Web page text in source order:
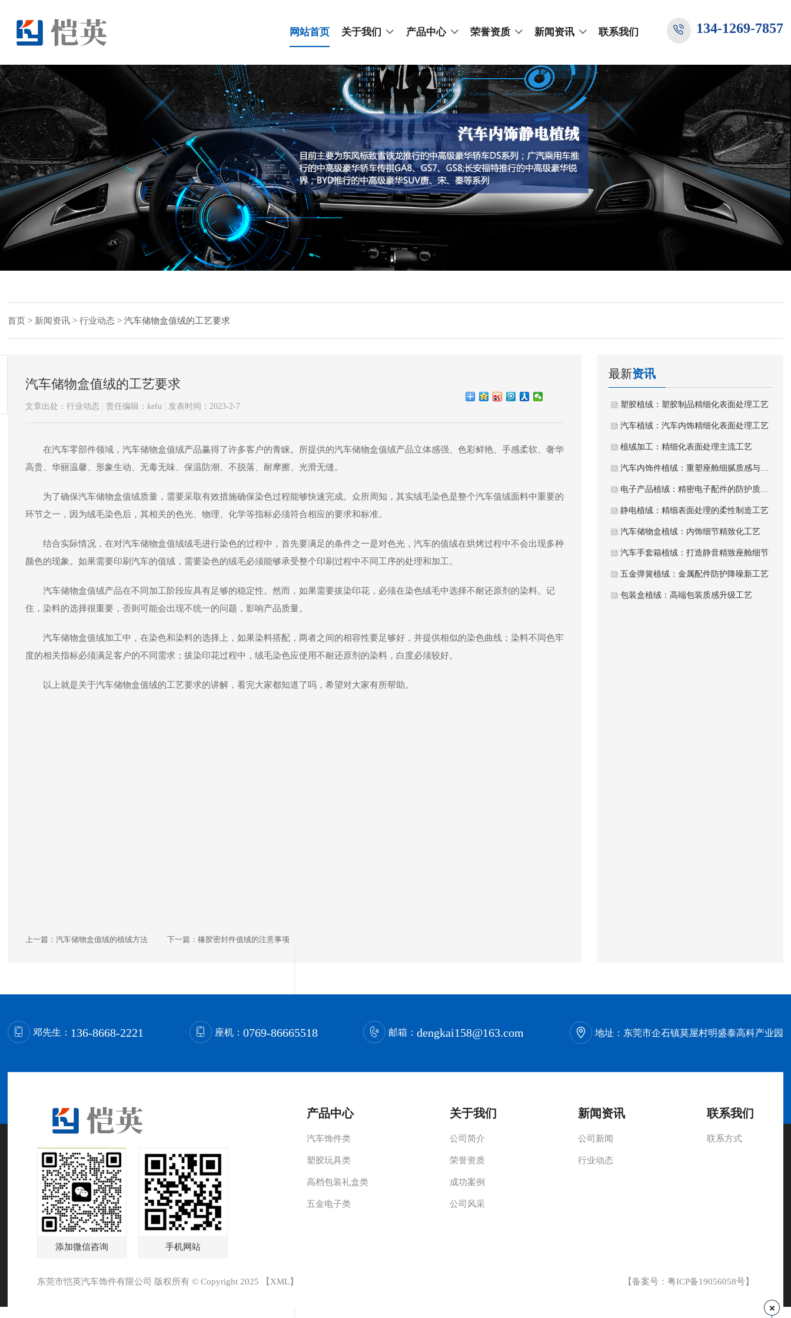
网站首页 关于我们 产品中心 荣誉资质 新闻资讯 联系我们 134-1269-7857
首页 > 新闻资讯 >行业动态 >汽车储物盒值绒的工艺要求
汽车储物盒值绒的工艺要求
文章出处：行业动态 责任编辑：kefu 发表时间：2023-2-7
在汽车零部件领域，汽车储物盒值绒产品赢得了许多客户的青睐。所提供的汽车储物盒值绒产品立体感强、色彩鲜艳、手感柔软、奢华
高贵、华丽温馨、形象生动、无毒无味、保温防潮、不脱落、耐摩擦、光滑无缝。
为了确保汽车储物盒值绒质量，需要采取有效措施确保染色过程能够快速完成。众所周知，其实绒毛染色是整个汽车值绒面料中重要的
环节之一，因为绒毛染色后，其相关的色光、物理、化学等指标必须符合相应的要求和标准。
结合实际情况，在对汽车储物盒值绒绒毛进行染色的过程中，首先要满足的条件之一是对色光，汽车的值绒在烘烤过程中不会出现多种
颜色的现象。如果需要印刷汽车的值绒，需要染色的绒毛必须能够承受整个印刷过程中不同工序的处理和加工。
汽车储物盒值绒产品在不同加工阶段应具有足够的稳定性。然而，如果需要拔染印花，必须在染色绒毛中选择不耐还原剂的染料。记
住，染料的选择很重要，否则可能会出现不统一的问题，影响产品质量。
汽车储物盒值绒加工中，在染色和染料的选择上，如果染料搭配，两者之间的相容性要足够好，并提供相似的染色曲线；染料不同色牢
度的相关指标必须满足客户的不同需求；拔染印花过程中，绒毛染色应使用不耐还原剂的染料，白度必须较好。
以上就是关于汽车储物盒值绒的工艺要求的讲解，看完大家都知道了吗，希望对大家有所帮助。
上一篇：汽车储物盒值绒的植绒方法 下一篇：橡胶密封件值绒的注意事项
最新资讯
塑胶植绒：塑胶制品精细化表面处理工艺
汽车植绒：汽车内饰精细化表面处理工艺
植绒加工：精细化表面处理主流工艺
汽车内饰件植绒：重塑座舱细腻质感与静谧体验
电子产品植绒：精密电子配件的防护质感工艺
静电植绒：精细表面处理的柔性制造工艺
汽车储物盒植绒：内饰细节精致化工艺
汽车手套箱植绒：打造静音精致座舱细节
五金弹簧植绒：金属配件防护降噪新工艺
包装盒植绒：高端包装质感升级工艺
邓先生： 136-8668-2221 座机： 0769-86665518 邮箱：dengkai158@163.com 地址： 东莞市企石镇莫屋村明盛泰高科产业园
添加微信咨询 手机网站
产品中心
汽车饰件类
塑胶玩具类
高档包装礼盒类
五金电子类
关于我们
公司简介
荣誉资质
成功案例
公司风采
新闻资讯
公司新闻
行业动态
联系我们
联系方式
东莞市恺英汽车饰件有限公司 版权所有 © Copyright 2025 【 XML】 【备案号： 粤ICP备19056058号】